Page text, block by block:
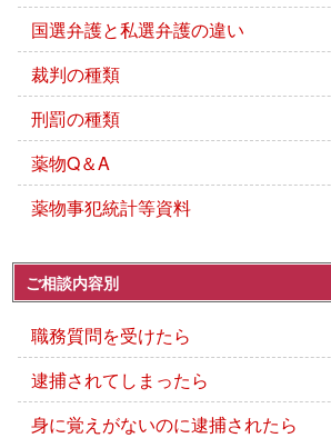
国選弁護と私選弁護の違い
裁判の種類
刑罰の種類
薬物Q＆A
薬物事犯統計等資料
ご相談内容別
職務質問を受けたら
逮捕されてしまったら
身に覚えがないのに逮捕されたら